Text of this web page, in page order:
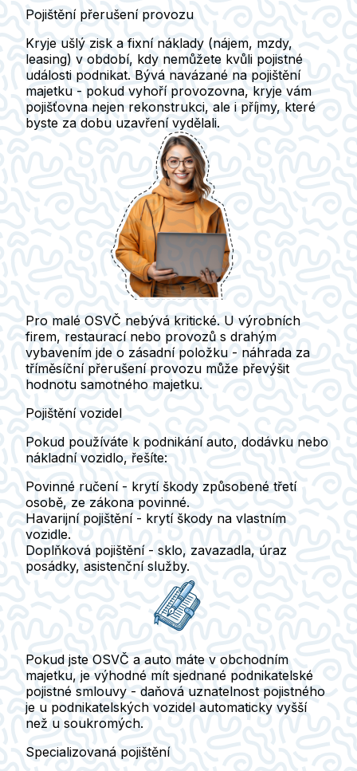
Pojištění přerušení provozu
Kryje ušlý zisk a fixní náklady (nájem, mzdy,
leasing) v období, kdy nemůžete kvůli pojistné
události podnikat. Bývá navázané na pojištění
majetku - pokud vyhoří provozovna, kryje vám
pojišťovna nejen rekonstrukci, ale i příjmy, které
byste za dobu uzavření vydělali.
Pro malé OSVČ nebývá kritické. U výrobních
firem, restaurací nebo provozů s drahým
vybavením jde o zásadní položku - náhrada za
tříměsíční přerušení provozu může převýšit
hodnotu samotného majetku.
Pojištění vozidel
Pokud používáte k podnikání auto, dodávku nebo
nákladní vozidlo, řešíte:
Povinné ručení- krytí škody způsobené třetí
osobě, ze zákona povinné.
Havarijní pojištění- krytí škody na vlastním
vozidle.
Doplňková pojištění- sklo, zavazadla, úraz
posádky, asistenční služby.
Pokud jste OSVČ a auto máte v obchodním
majetku, je výhodné mít sjednané podnikatelské
pojistné smlouvy - daňová uznatelnost pojistného
je u podnikatelských vozidel automaticky vyšší
než u soukromých.
Specializovaná pojištění